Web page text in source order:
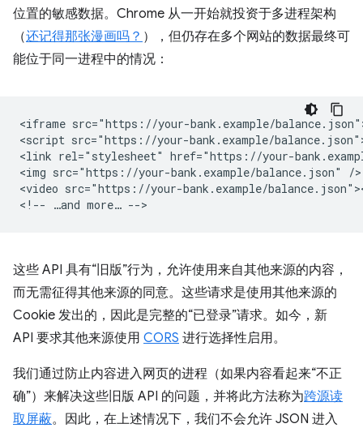
位置的敏感数据。Chrome 从一开始就投资于多进程架构
（还记得那张漫画吗？ ），但仍存在多个网站的数据最终可
能位于同一进程中的情况：
<iframe src="https://your-bank.example/
<script src="https://your-bank.example/
<link rel="stylesheet" href="https://your-
<img src="https://your-bank.example/balance.json" />
<video src="https://your-bank.example/
这些 API 具有“旧版”行为，允许使用来自其他来源的内容，
而无需征得其他来源的同意。这些请求是使用其他来源的
Cookie 发出的，因此是完整的“已登录”请求。如今，新
API 要求其他来源使用 CORS 进行选择性启用。
我们通过防止内容进入网页的进程（如果内容看起来“不正
确”）来解决这些旧版 API 的问题，并将此方法称为跨源读
取屏蔽。因此，在上述情况下，我们不会允许 JSON 进入